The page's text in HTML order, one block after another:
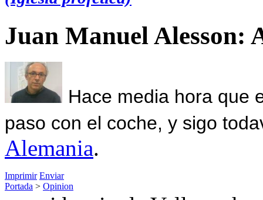
Juan Manuel Alesson:
Hace media hora que
paso con el coche, y sigo
Alemania.
Imprimir Enviar
Portada > Opinion